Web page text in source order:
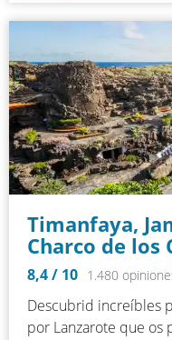
Timanfaya,
Charco de los
8,4/ 10 1.480
Descubrid increíbles
por Lanzarote que os